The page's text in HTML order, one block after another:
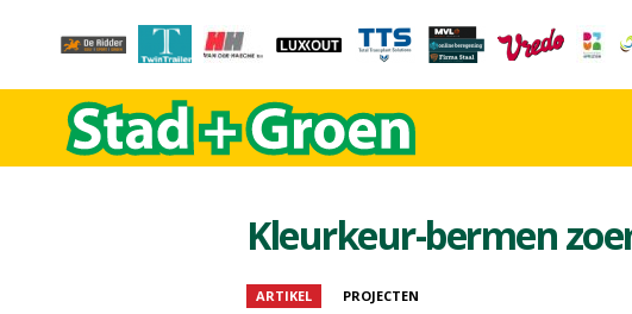
Kleurkeur-bermen
ARTIKEL PROJECTEN